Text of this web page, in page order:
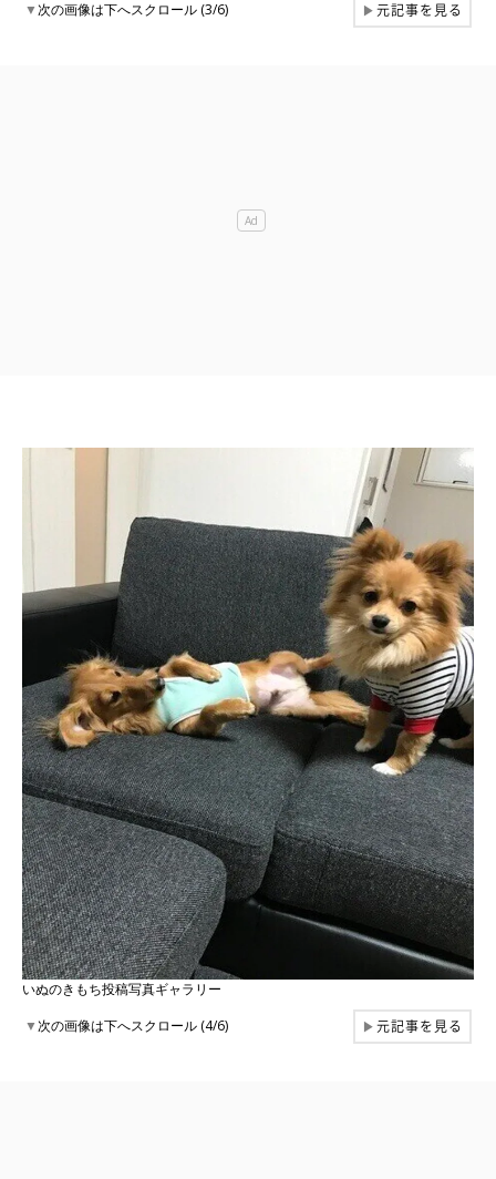
▼次の画像は下へスクロール (3/6) ▶元記事を見る
いぬのきもち投稿写真ギャラリー
▼次の画像は下へスクロール (4/6) ▶元記事を見る